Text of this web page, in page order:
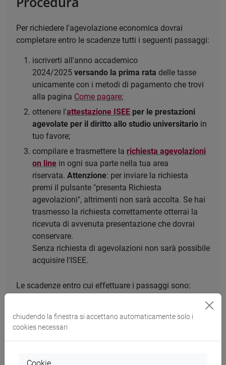
Per richiedere l'agevolazione economica dovrai
completare entro le scadenze tutti i seguenti passaggi:
iscriverti all'anno accademico
2024/2025 versando la prima rata delle tasse
unicamente con i metodi di pagamento che trovi
alla pagina Come pagare;
ottenere l'attestazione ISEE per le prestazioni
agevolate per il diritto allo studio universitario in
tuo favore;
compilare e trasmettere la richiesta agevolazioni
on line in ogni sua parte nella tua area
riservata. Attenzione: per inviare la richiesta
premi il pulsante "presenta Richiesta
agevolazioni", altrimenti non sarà accolta. Se hai
trasmesso la richiesta correttamente otterrai la
ricevuta di avvenuta presentazione che dovrai
conservare.
Senza richiesta di agevolazioni non sarà possibile
acquisire l'ISEE.
Le scadenze entro cui effettuare i passaggi sono:
passaggi senza mora entro il30 settembre
2024,oppure con mora versando la
per l'iscrizione all'a.a. 2024/2025 entro il10
chiudendo la finestra si accettano automaticamente solo i
cookies necessari